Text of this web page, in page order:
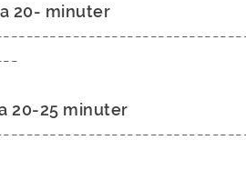
20- minuter
20-25 minuter